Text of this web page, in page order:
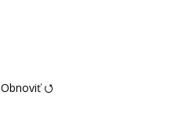
Obnoviť ⭯